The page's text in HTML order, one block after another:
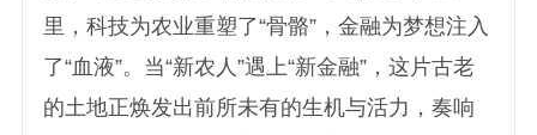
里，科技为农业重塑了“骨骼”，金融为梦想注入
了“血液”。当“新农人”遇上“新金融”，这片古老
的土地正焕发出前所未有的生机与活力，奏响